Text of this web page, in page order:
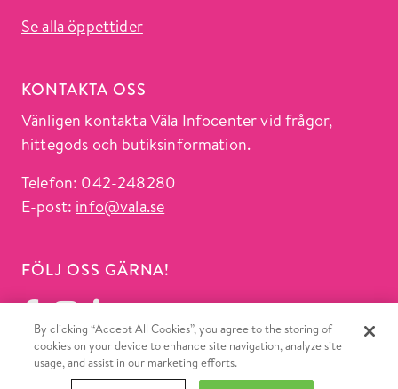
Se alla öppettider
KONTAKTA OSS
Vänligen kontakta Väla Infocenter vid frågor,
hittegods och butiksinformation.
Telefon: 042-248280
E-post: info@vala.se
FÖLJ OSS GÄRNA!
By clicking “Accept All Cookies”, you agree to the storing of
cookies on your device to enhance site navigation, analyze site
usage, and assist in our marketing efforts.